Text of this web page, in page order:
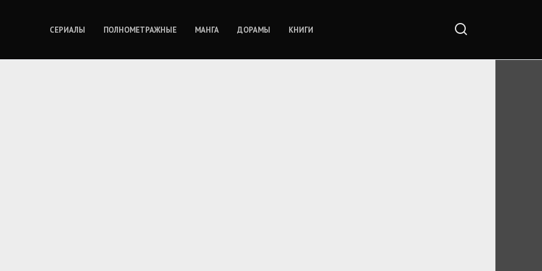
СЕРИАЛЫ ПОЛНОМЕТРАЖНЫЕ МАНГА ДОРАМЫ КНИГИ